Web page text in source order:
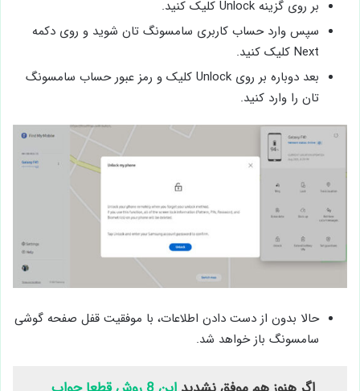
بر روی گزینه Unlock کلیک کنید.
سپس وارد حساب کاربری سامسونگ تان شوید و روی دکمه
Next کلیک کنید.
بعد دوباره بر روی Unlock کلیک و رمز عبور حساب سامسونگ
تان را وارد کنید.
حالا بدون از دست دادن اطلاعات، با موفقیت قفل صفحه گوشی
سامسونگ باز خواهد شد.